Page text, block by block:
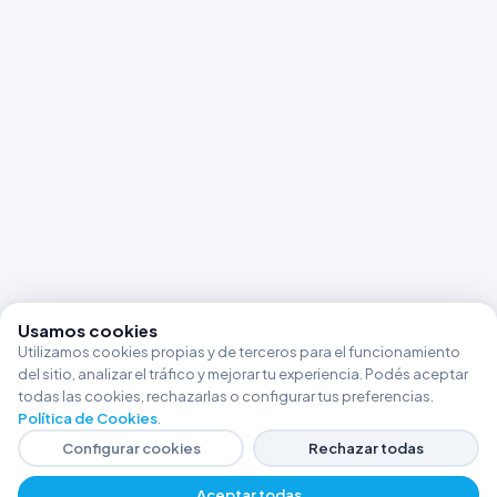
Usamos cookies
Utilizamos cookies propias y de terceros para el funcionamiento
del sitio, analizar el tráfico y mejorar tu experiencia. Podés aceptar
todas las cookies, rechazarlas o configurar tus preferencias.
Política de Cookies
Configurar cookies
Rechazar todas